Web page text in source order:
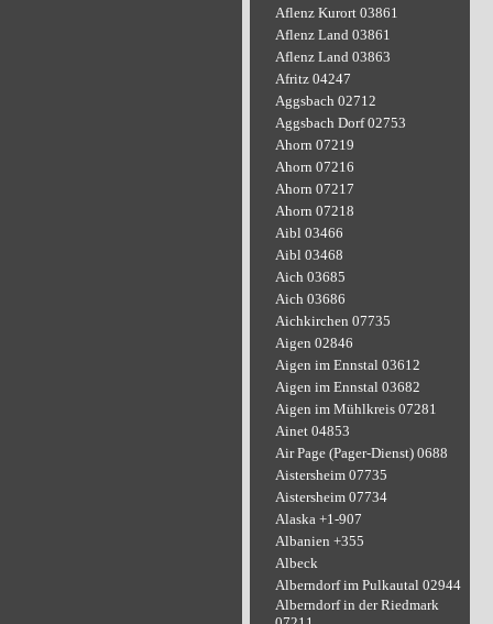
Aflenz Kurort 03861
Aflenz Land 03861
Aflenz Land 03863
Afritz 04247
Aggsbach 02712
Aggsbach Dorf 02753
Ahorn 07219
Ahorn 07216
Ahorn 07217
Ahorn 07218
Aibl 03466
Aibl 03468
Aich 03685
Aich 03686
Aichkirchen 07735
Aigen 02846
Aigen im Ennstal 03612
Aigen im Ennstal 03682
Aigen im Mühlkreis 07281
Ainet 04853
Air Page (Pager-Dienst) 0688
Aistersheim 07735
Aistersheim 07734
Alaska +1-907
Albanien +355
Albeck
Alberndorf im Pulkautal 02944
Alberndorf in der Riedmark